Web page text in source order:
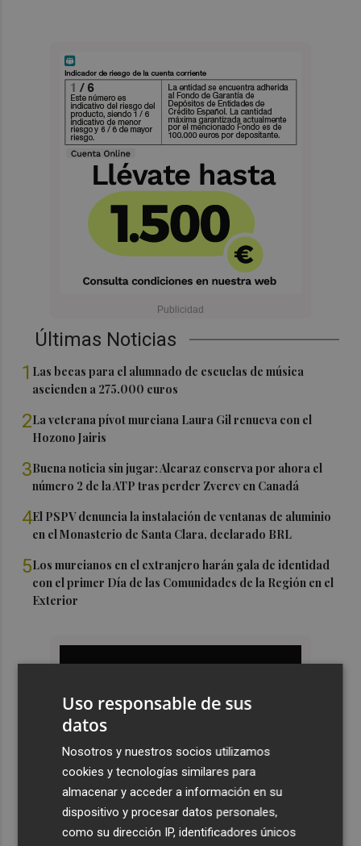
Últimas Noticias
1 Las becas para el alumnado de escuelas de música
ascienden a 275.000 euros
2La veterana pívot murciana Laura Gil renueva con el
Hozono Jairis
3Buena noticia sin jugar: Alcaraz conserva por ahora el
número 2 de la ATP tras perder Zverev en Canadá
4El PSPV denuncia la instalación de ventanas de aluminio
en el Monasterio de Santa Clara, declarado BRL
5Los murcianos en el extranjero harán gala de identidad
con el primer Día de las Comunidades de la Región en el
Exterior
Uso responsable de sus
datos
Nosotros y nuestros socios utilizamos
cookies y tecnologías similares para
almacenar y acceder a información en su
dispositivo y procesar datos personales,
como su dirección IP, identificadores únicos